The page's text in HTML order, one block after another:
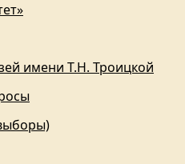
имени Т.Н. Троицкой